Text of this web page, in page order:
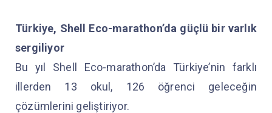
Türkiye, Shell Eco-marathon’da güçlü bir varlık
sergiliyor
Bu yıl Shell Eco-marathon’da Türkiye’nin farklı
illerden 13 okul, 126 öğrenci geleceğin
çözümlerini geliştiriyor.